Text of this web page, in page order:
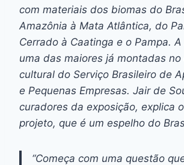
com materiais dos biomas do
Amazônia à Mata Atlântica, do
Cerrado à Caatinga e o Pampa.
uma das maiores já montadas no
cultural do Serviço Brasileiro de
e Pequenas Empresas. Jair de
curadores da exposição, explica
projeto, que é um espelho do
“Começa com uma questão